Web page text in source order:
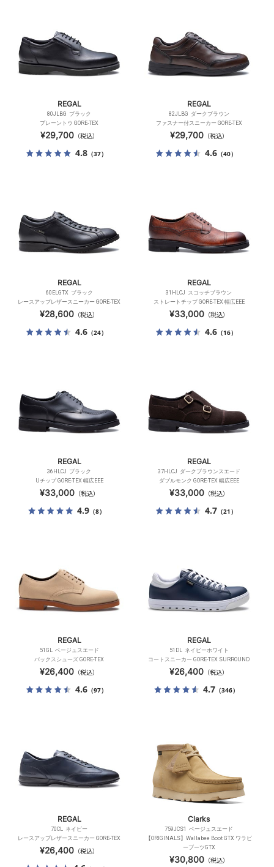
REGAL
80JLBG ブラック
プレーントウ GORE-TEX
¥29,700（税込）
4.8（37）
REGAL
82JLBG ダークブラウン
ファスナー付スニーカー GORE-TEX
¥29,700（税込）
4.6（40）
REGAL
60ELGTX ブラック
レースアップレザースニーカー GORE-TEX
¥28,600 （税込）
4.6（24）
REGAL
31HLCJ スコッチブラウン
ストレートチップ GORE-TEX 幅広EEE
¥33,000（税込）
4.6（16）
REGAL
36HLCJ ブラック
Uチップ GORE-TEX 幅広EEE
¥33,000（税込）
4.9（8）
REGAL
37HLCJ ダークブラウンスエード
ダブルモンク GORE-TEX 幅広EEE
¥33,000（税込）
4.7（21）
REGAL
51GL ベージュスエード
バックスシューズ GORE-TEX
¥26,400 （税込）
4.6（97）
REGAL
51DL ネイビーホワイト
コートスニーカー GORE-TEX SURROUND
¥26,400 （税込）
4.7（346）
REGAL
70CL ネイビー
レースアップレザースニーカー GORE-TEX
¥26,400 （税込）
Clarks
759JCS1 ベージュスエード
【ORIGINALS】Wallabee Boot GTX ワラビ
ーブーツGTX
¥30,800（税込）